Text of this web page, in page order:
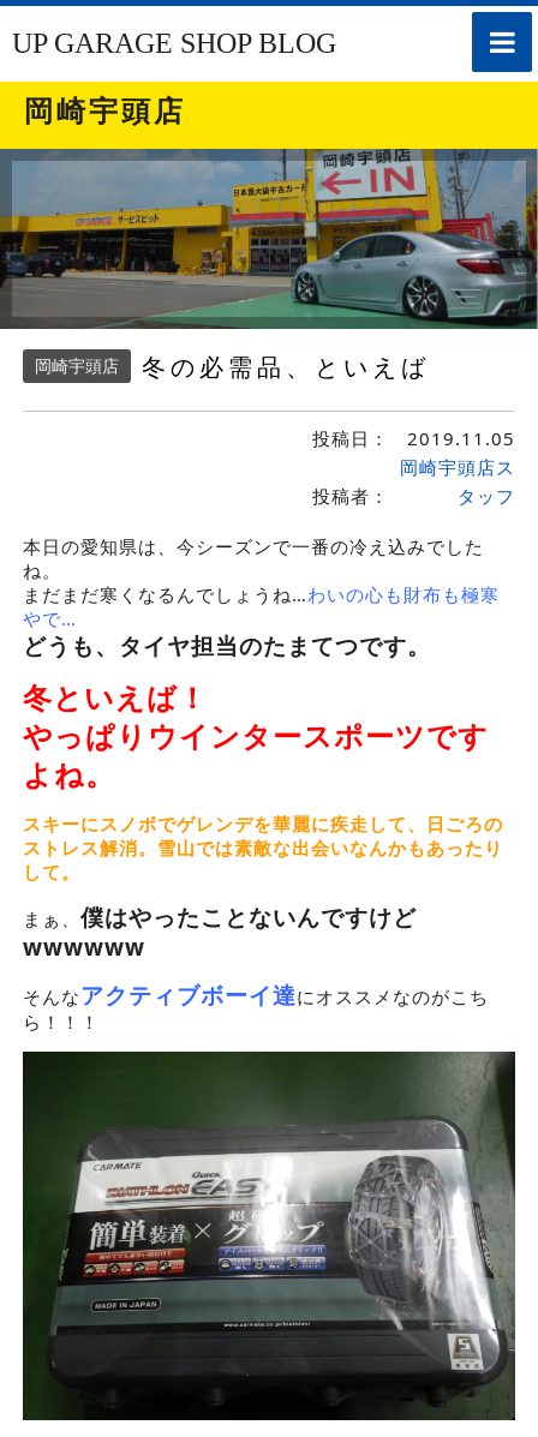
toggle
UP GARAGE SHOP BLOG
岡崎宇頭店
岡崎宇頭店 冬の必需品、といえば
投稿日： 2019.11.05
投稿者：
岡崎宇頭店ス
タッフ
本日の愛知県は、今シーズンで一番の冷え込みでした
ね。
まだまだ寒くなるんでしょうね…わいの心も財布も極寒
やで…
どうも、タイヤ担当のたまてつです。
冬といえば！
やっぱりウインタースポーツです
よね。
スキーにスノボでゲレンデを華麗に疾走して、日ごろの
ストレス解消。雪山では素敵な出会いなんかもあったり
して。
まぁ、 僕はやったことないんですけど
wwwwww
そんな アクティブボーイ達にオススメなのがこち
ら！！！